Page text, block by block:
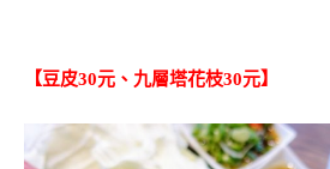
【豆皮30元、九層塔花枝30元】